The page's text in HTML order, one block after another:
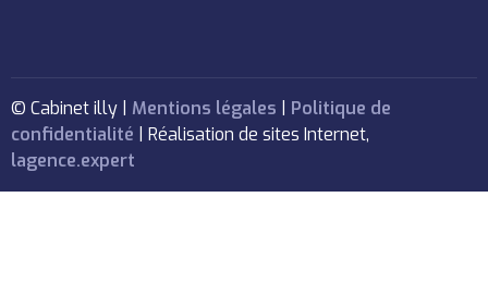
© Cabinet illy | Mentions légales
Politique de
confidentialité | Réalisation de sites Internet,
lagence.expert